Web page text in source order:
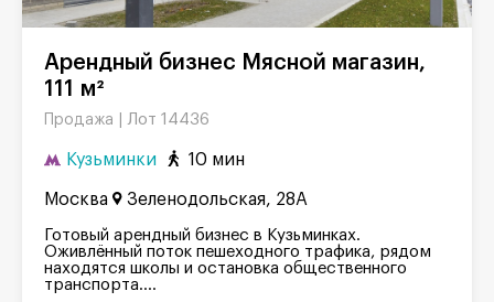
Арендный бизнес Мясной магазин,
111 м²
Продажа | Лот 14436
Кузьминки 10 мин
Москва Зеленодольская, 28А
Готовый арендный бизнес в Кузьминках.
Оживлённый поток пешеходного трафика, рядом
находятся школы и остановка общественного
транспорта....